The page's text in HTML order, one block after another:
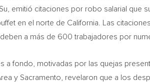
emitió citaciones por robo salarial que
en el norte de California. Las
a más de 600 trabajadores por
a fondo, motivadas por las quejas
y Sacramento, revelaron que a los